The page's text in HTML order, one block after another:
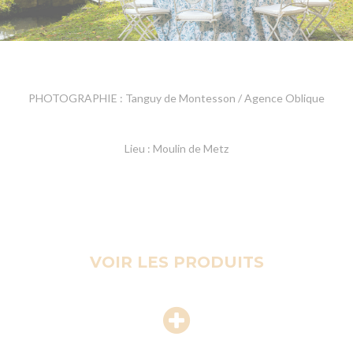
PHOTOGRAPHIE : Tanguy de Montesson / Agence Oblique
Lieu : Moulin de Metz
VOIR LES PRODUITS